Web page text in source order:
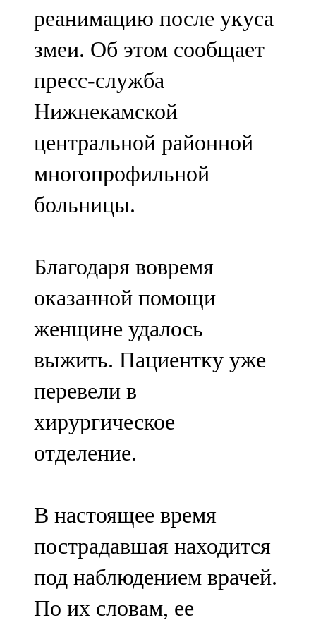
107,8 FM
Теләче
106,1 FM
Түбән Кама
102,6 FM
Чирмешән
107,7 FM
103,0 FM
Чүпрәле
91,0 FM
Шәмәрдән
102,3 FM
Яңа чишмә
107,0 FM
105,5 FM
реанимацию после укуса
змеи. Об этом сообщает
пресс-служба
Нижнекамской
центральной районной
многопрофильной
больницы.
Благодаря вовремя
оказанной помощи
женщине удалось
выжить. Пациентку уже
перевели в
хирургическое
отделение.
В настоящее время
пострадавшая находится
под наблюдением врачей.
По их словам, ее